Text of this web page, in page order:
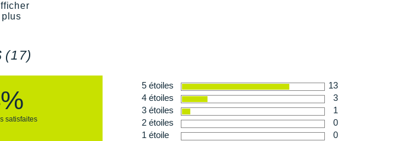
Poids constaté chez i-Run : 265 g en taille 42
MIZUNO ENERZY NXT
La nouvelle génération de matériaux Mizuno utilisent des ressources respectueuses de
plus
(17)
satisfaites
5 étoiles
13
4 étoiles
3
3 étoiles
1
2 étoiles
0
1 étoile
0